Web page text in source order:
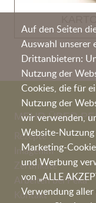
Auf den Seiten
Auswahl unserer
Drittanbietern:
Nutzung der
Cookies, die für
Nutzung der
wir verwenden,
Website-
Marketing-
und Werbung
von „ALLE
Verwendung aller
MEHR ÜBER
Rezepte
Imagefilm
Zertifikate
Arbeiten bei Peka
Kontakt